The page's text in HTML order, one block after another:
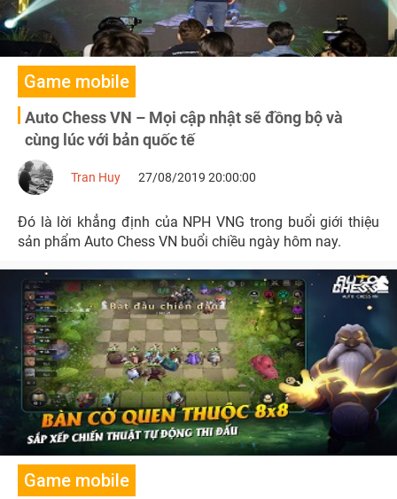
Game mobile
Auto Chess VN – Mọi cập nhật sẽ đồng bộ và
cùng lúc với bản quốc tế
Tran Huy 27/08/2019 20:00:00
Đó là lời khẳng định của NPH VNG trong buổi giới thiệu
sản phẩm Auto Chess VN buổi chiều ngày hôm nay.
Game mobile